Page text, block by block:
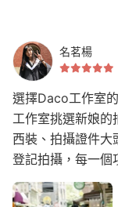
名茗楊
選擇Daco工作室
工作室挑選新娘的
西裝、拍攝證件大
登記拍攝，每一個